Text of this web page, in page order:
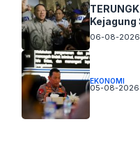
Kejagung
06-08-
EKONOMI
05-08-2026